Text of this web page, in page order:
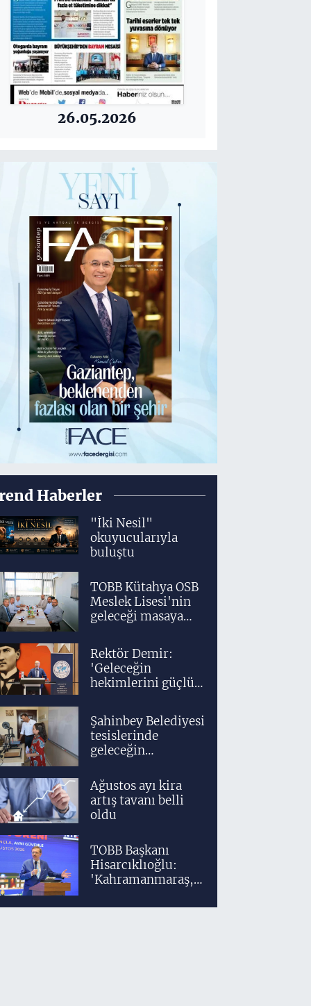
26.05.2026
Haberler
"İki Nesil"
okuyucularıyla
buluştu
TOBB Kütahya OSB
Meslek Lisesi'nin
geleceği masaya
Rektör Demir:
'Geleceğin
hekimlerini güçlü
klinik altyapıyla
yetiştiriyoruz'
Şahinbey Belediyesi
tesislerinde
geleceğin
teknolojiyle
yetişiyor
Ağustos ayı kira
artış tavanı belli
oldu
TOBB Başkanı
Hisarcıklıoğlu:
'Kahramanmaraş,
Türkiye